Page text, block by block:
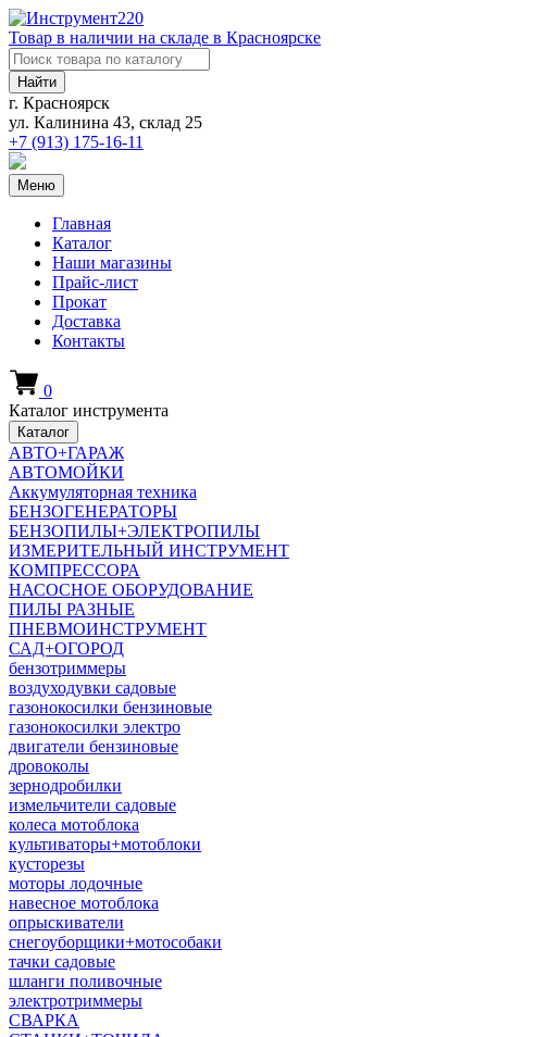
Товар в наличии на складе в Красноярске
Найти
г. Красноярск
ул. Калинина 43, склад 25
+7 (913) 175-16-11
Меню
Главная
Каталог
Наши магазины
Прайс-лист
Прокат
Доставка
Контакты
0
Каталог инструмента
Каталог
АВТО+ГАРАЖ
АВТОМОЙКИ
Аккумуляторная техника
БЕНЗОГЕНЕРАТОРЫ
БЕНЗОПИЛЫ+ЭЛЕКТРОПИЛЫ
ИЗМЕРИТЕЛЬНЫЙ ИНСТРУМЕНТ
КОМПРЕССОРА
НАСОСНОЕ ОБОРУДОВАНИЕ
ПИЛЫ РАЗНЫЕ
ПНЕВМОИНСТРУМЕНТ
САД+ОГОРОД
бензотриммеры
воздуходувки садовые
газонокосилки бензиновые
газонокосилки электро
двигатели бензиновые
дровоколы
зернодробилки
измельчители садовые
колеса мотоблока
культиваторы+мотоблоки
кусторезы
моторы лодочные
навесное мотоблока
опрыскиватели
снегоуборщики+мотособаки
тачки садовые
шланги поливочные
электротриммеры
СВАРКА